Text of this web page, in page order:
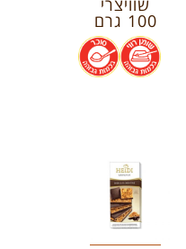
100 גרם
.
.